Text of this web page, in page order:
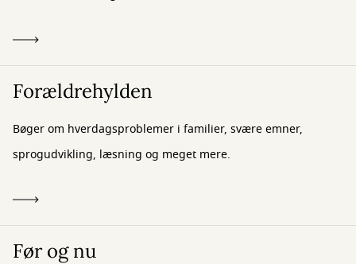
Forældrehylden
Bøger om hverdagsproblemer i familier, svære emner,
sprogudvikling, læsning og meget mere.
Før og nu